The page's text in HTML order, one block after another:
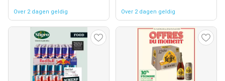
Over 2 dagen geldig Over 2 dagen geldig